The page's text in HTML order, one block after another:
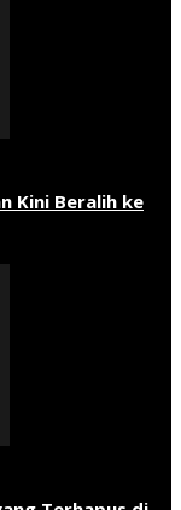
Kini Beralih ke